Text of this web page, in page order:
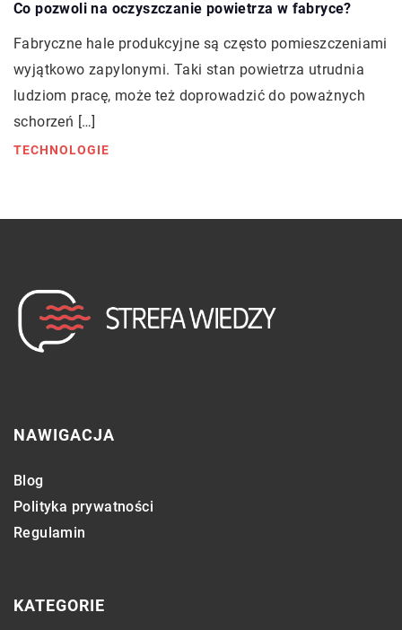
Co pozwoli na oczyszczanie powietrza w fabryce?
Fabryczne hale produkcyjne są często pomieszczeniami
wyjątkowo zapylonymi. Taki stan powietrza utrudnia
ludziom pracę, może też doprowadzić do poważnych
schorzeń […]
TECHNOLOGIE
NAWIGACJA
Blog
Polityka prywatności
Regulamin
KATEGORIE